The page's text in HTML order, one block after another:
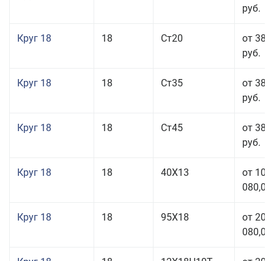
руб.
Круг 18 18 Ст20
от 38
руб.
Круг 18 18 Ст35
от 38
руб.
Круг 18 18 Ст45
от 38
руб.
Круг 18 18 40Х13
от 103
080,00
Круг 18 18 95Х18
от 208
080,00